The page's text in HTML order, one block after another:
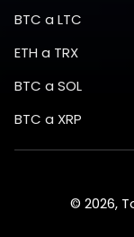
BTC a LTC
ETH a TRX
BTC a SOL
BTC a XRP
© 2026,